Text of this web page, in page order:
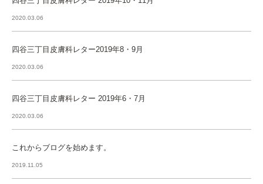
2020.03.06
四谷三丁目皮膚科レター2019年8・9月
2020.03.06
四谷三丁目皮膚科レター 2019年6・7月
2020.03.06
これからブログを始めます。
2019.11.05